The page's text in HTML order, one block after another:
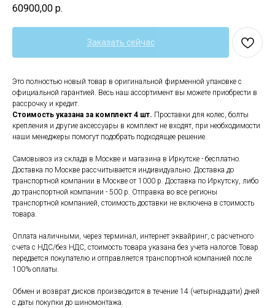
60900,00 р.
Заказать сейчас
Это полностью новый товар в оригинальной фирменной упаковке с
официальной гарантией. Весь наш ассортимент вы можете приобрести в
рассрочку и кредит.
Стоимость указана за комплект 4 шт. Проставки для колес, болты
крепления и другие аксессуары в комплект не входят, при необходимости
наши менеджеры помогут подобрать подходящее решение.
Самовывоз из склада в Москве и магазина в Иркутске - бесплатно.
Доставка по Москве рассчитывается индивидуально. Доставка до
транспортной компании в Москве от 1000 р. Доставка по Иркутску, либо
до транспортной компании - 500 р. Отправка во все регионы
транспортной компанией, стоимость доставки не включена в стоимость
товара.
Оплата наличными, через терминал, интернет эквайринг, с расчетного
счета с НДС/без НДС, стоимость товара указана без учета налогов.Товар
передается покупателю и отправляется транспортной компанией после
100% оплаты.
Обмен и возврат дисков производится в течение 14 (четырнадцати) дней
с даты покупки до шиномонтажа.